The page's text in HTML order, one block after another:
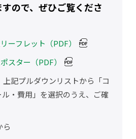
ので、ぜひご覧くださ
ーフレット（PDF）
スター（PDF）
上記プルダウンリストから「コ
・費用」を選択のうえ、ご確
ら